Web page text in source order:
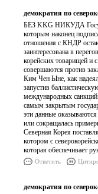
демократия по
БЕЗ KKG НИКУДА
которым наконец
отношения с КНДР
заинтересована в
корейских товарищей и
совершаются против
Ким Чен Ыне, как
запустив
международных санкций.
самым закрытым
эти данные
или сокращалась
Северная Корея
котором с
которая обеспечивает
Ответить
демократия по